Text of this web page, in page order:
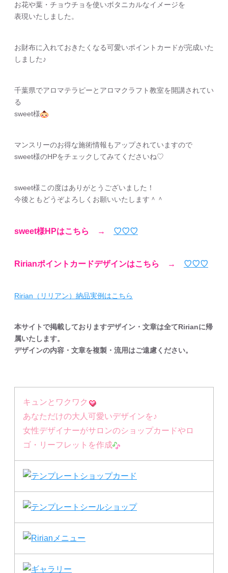
お花や葉・チョウチョを使いボタニカルなイメージを
表現いたしました。
お財布に入れておきたくなる可愛いポイントカードが完成いた
しました♪
千葉県でアロマテラピーとアロマクラフト教室を開講されてい
る
sweet様
マンスリーのお得な施術情報もアップされていますので
sweet様のHPをチェックしてみてくださいね♡
sweet様この度はありがとうございました！
今後ともどうぞよろしくお願いいたします＾＾
sweet様HPはこちら → ♡♡♡
Ririanポイントカードデザインはこちら → ♡♡♡
Ririan（リリアン）納品実例はこちら
本サイトで掲載しておりますデザイン・文章は全てRirianに帰
属いたします。
デザインの内容・文章を複製・流用はご遠慮ください。
キュンとワクワク
あなただけの大人可愛いデザインを♪
女性デザイナーがサロンのショップカードやロ
ゴ・リーフレットを作成